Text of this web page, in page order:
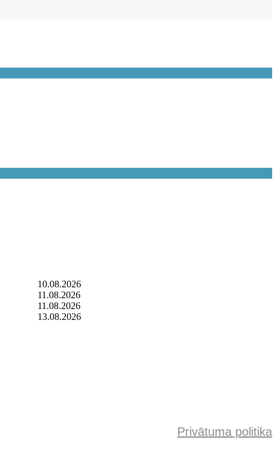
10.08.2026
11.08.2026
11.08.2026
13.08.2026
Privātuma politika